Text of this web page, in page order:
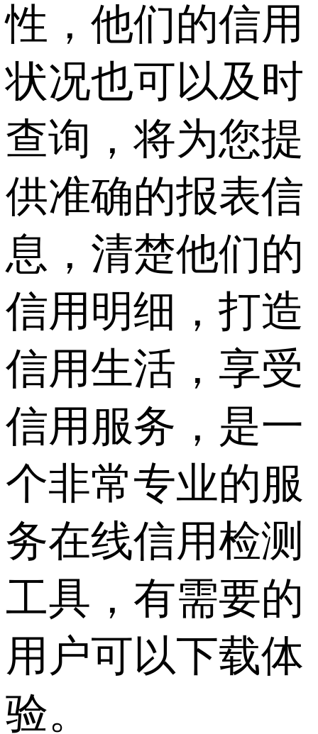
性，他们的信用
状况也可以及时
查询，将为您提
供准确的报表信
息，清楚他们的
信用明细，打造
信用生活，享受
信用服务，是一
个非常专业的服
务在线信用检测
工具，有需要的
用户可以下载体
验。